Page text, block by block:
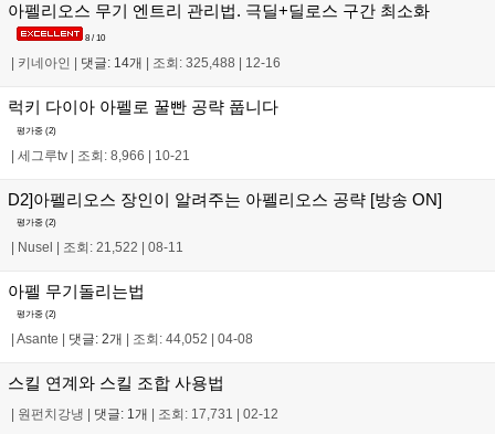
아펠리오스 무기 엔트리 관리법. 극딜+딜로스 구간 최소화
8 / 10
키네아인 댓글: 14개 조회: 325,488 12-16
럭키 다이아 아펠로 꿀빤 공략 풉니다
평가중 (2)
| 세그루tv | 조회: 8,966 | 10-21
D2]아펠리오스 장인이 알려주는 아펠리오스 공략 [방송 ON]
평가중 (2)
Nusel 조회: 21,522 08-11
아펠 무기돌리는법
평가중 (2)
Asante 댓글: 2개 조회: 44,052 04-08
스킬 연계와 스킬 조합 사용법
원펀치강냉 댓글: 1개 조회: 17,731 02-12